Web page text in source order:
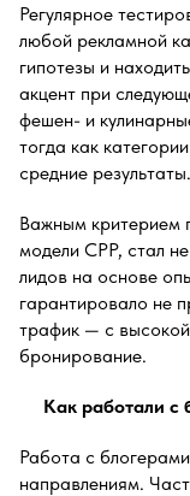
Регулярное
любой рекламной
гипотезы и
акцент при
фешен- и
тогда как
средние результаты.
Важным критерием
модели CPP, стал
лидов на основе
гарантировало не
трафик — с
бронирование.
Как работали с
Работа с
направлениям.